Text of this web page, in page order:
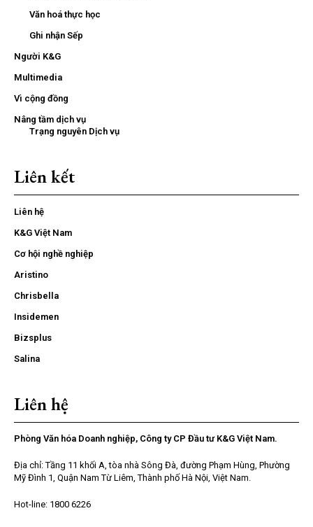
Văn hoá thực học
Ghi nhận Sếp
Người K&G
Multimedia
Vì cộng đồng
Nâng tầm dịch vụ
Trạng nguyên Dịch vụ
Liên kết
Liên hệ
K&G Việt Nam
Cơ hội nghề nghiệp
Aristino
Chrisbella
Insidemen
Bizsplus
Salina
Liên hệ
Phòng Văn hóa Doanh nghiệp, Công ty CP Đầu tư K&G Việt Nam.
Địa chỉ: Tầng 11 khối A, tòa nhà Sông Đà, đường Phạm Hùng, Phường
Mỹ Đình 1, Quận Nam Từ Liêm, Thành phố Hà Nội, Việt Nam.
Hot-line: 1800 6226